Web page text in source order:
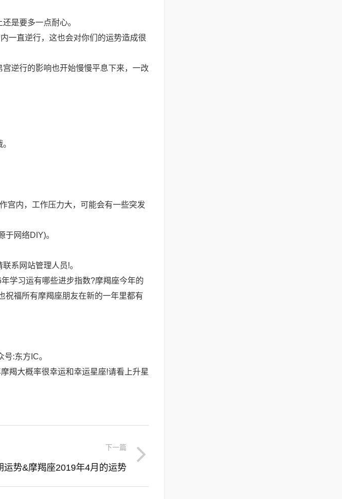
是要多一点耐心。
一直逆行，这也会对你们的运势造成很
逆行的影响也开始慢慢平息下来，一改
宫内，工作压力大，可能会有一些突发
网络DIY)。
系网站管理人员!。
学习运有哪些进步指数?摩羯座今年的
祝福所有摩羯座朋友在新的一年里都有
:东方IC。
羯大概率很幸运和幸运星座!请看上升星
下一篇
运势&摩羯座2019年4月的运势